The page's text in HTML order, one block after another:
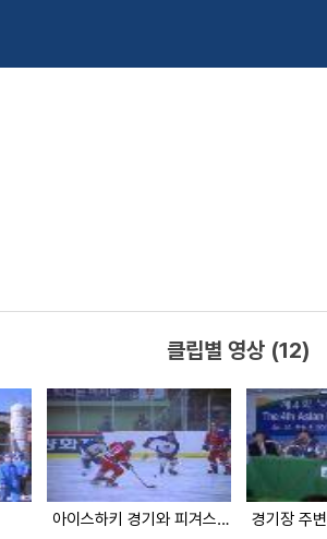
클립별 영상 (12)
아이스하키 경기와 피겨스케이팅 경기장 주변